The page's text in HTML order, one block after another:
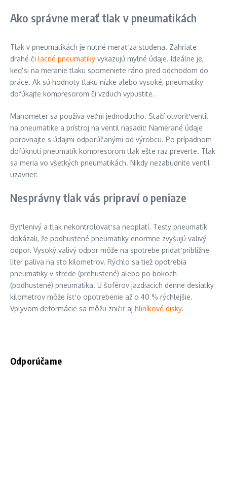
Ako správne merať tlak v pneumatikách
Tlak v pneumatikách je nutné merať za studena. Zahriate
drahé či lacné pneumatiky vykazujú mylné údaje. Ideálne je,
keď si na meranie tlaku spomeniete ráno pred odchodom do
práce. Ak sú hodnoty tlaku nízke alebo vysoké, pneumatiky
dofúkajte kompresorom či vzduch vypustite.
Manometer sa používa veľmi jednoducho. Stačí otvoriť ventil
na pneumatike a prístroj na ventil nasadiť. Namerané údaje
porovnajte s údajmi odporúčanými od výrobcu. Po prípadnom
dofúknutí pneumatík kompresorom tlak ešte raz preverte. Tlak
sa meria vo všetkých pneumatikách. Nikdy nezabudnite ventil
uzavrieť.
Nesprávny tlak vás pripraví o peniaze
Byť lenivý a tlak nekontrolovať sa neoplatí. Testy pneumatík
dokázali, že podhustené pneumatiky enormne zvyšujú valivý
odpor. Vysoký valivý odpor môže na spotrebe pridať približne
liter paliva na sto kilometrov. Rýchlo sa tiež opotrebia
pneumatiky v strede (prehustené) alebo po bokoch
(podhustené) pneumatika. U šoférov jazdiacich denne desiatky
kilometrov môže ísť o opotrebenie až o 40 % rýchlejšie.
Vplyvom deformácie sa môžu zničiť aj hliníkové disky.
Odporúčame